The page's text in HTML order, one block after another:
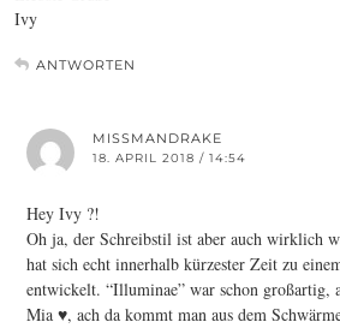
Ivy
ANTWORTEN
MISSMANDRAKE
18. APRIL 2018 / 14:54
Hey Ivy ?!
Oh ja, der Schreibstil ist aber auch wirklich
hat sich echt innerhalb kürzester Zeit zu
entwickelt. “Illuminae” war schon großartig,
Mia ♥, ach da kommt man aus dem